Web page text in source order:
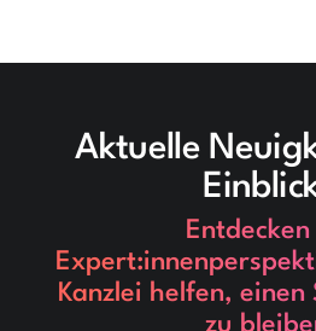
Aktuelle
Entdecken
Kanzlei helfen,
zu